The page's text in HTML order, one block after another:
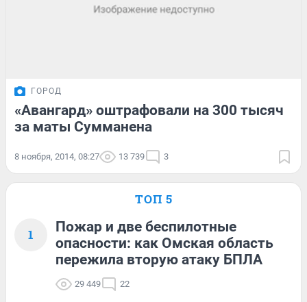
ГОРОД
«Авангард» оштрафовали на 300 тысяч
за маты Сумманена
8 ноября, 2014, 08:27 13 739 3
ТОП 5
1
Пожар и две беспилотные
опасности: как Омская область
пережила вторую атаку БПЛА
29 449 22